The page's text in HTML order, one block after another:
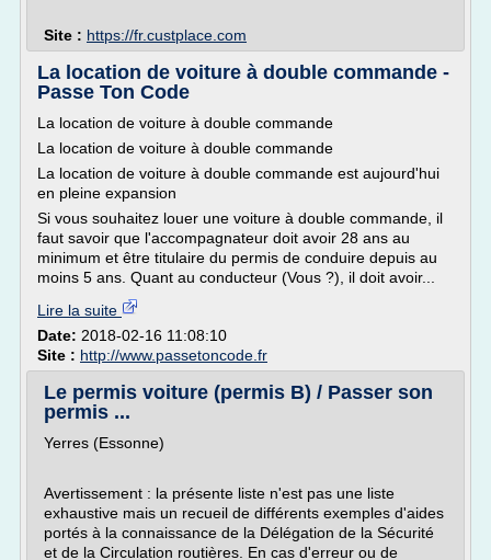
Site : https://fr.custplace.com
La location de voiture à double commande -
Passe Ton Code
La location de voiture à double commande
La location de voiture à double commande
La location de voiture à double commande est aujourd'hui
en pleine expansion
Si vous souhaitez louer une voiture à double commande, il
faut savoir que l'accompagnateur doit avoir 28 ans au
minimum et être titulaire du permis de conduire depuis au
moins 5 ans. Quant au conducteur (Vous ?), il doit avoir...
Lire la suite
Date: 2018-02-16 11:08:10
Site : http://www.passetoncode.fr
Le permis voiture (permis B) / Passer son
permis ...
Yerres (Essonne)
Avertissement : la présente liste n'est pas une liste
exhaustive mais un recueil de différents exemples d'aides
portés à la connaissance de la Délégation de la Sécurité
et de la Circulation routières. En cas d'erreur ou de